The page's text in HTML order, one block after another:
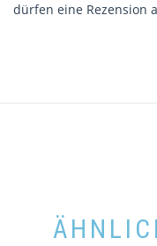
dürfen eine Rezension